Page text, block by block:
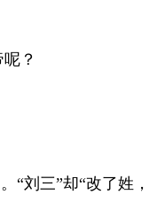
？
“刘三”却“改了姓，